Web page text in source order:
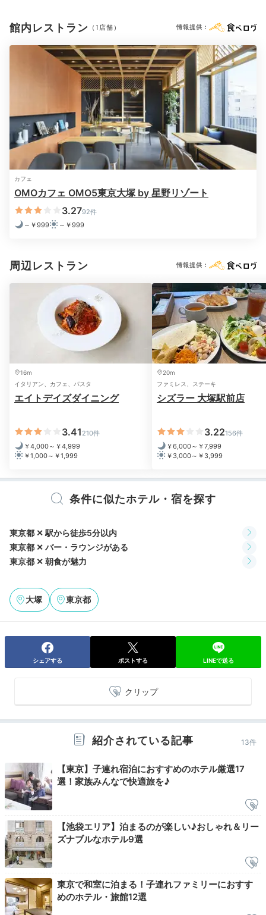
お部屋でおこもり
ゲームや映画を楽しむ
銭湯を思わせるかわいいバスルーム。洗い場もあり、浴
槽は肩までしっかり浸かれる深さ。湯上り後には、映画
ayanon1227
パジャマに着替えて友達とドラマや映画を見ました。
+2
08:00
小さなパンが可愛い
アメリカンな朝食
目にも可愛い。開放的なラウンジで優雅にいただきまし
朝は友人と一緒にお部屋でヨガやストレッチをしました。素泊まり
だったので、前日に買っておいたコンビニのおにぎりなどを食べま
した。
館内レストラン （1店舗） 情報提供：
カフェ
OMOカフェ OMO5東京大塚 by 星野リゾート
3.2792件
～￥999
～￥999
周辺レストラン 情報提供：
16m
イタリアン、カフェ、パスタ
エイトデイズダイニング
3.41 210件
￥4,000～￥4,999
￥1,000～￥1,999
20m
ファミレス、ステーキ
シズラー 大塚駅前店
3.22156件
￥6,000～￥7,999
￥3,000～￥3,999
条件に似たホテル・宿を探す
東京都 ✕ 駅から徒歩5分以内
東京都 ✕ バー・ラウンジがある
東京都 ✕ 朝食が魅力
大塚 東京都
シェアする ポストする LINEで送る
クリップ
紹介されている記事 13件
【東京】子連れ宿泊におすすめのホテル厳選17
選！家族みんなで快適旅を♪
【池袋エリア】泊まるのが楽しい♪おしゃれ＆リー
ズナブルなホテル9選
東京で和室に泊まる！子連れファミリーにおすす
めのホテル・旅館12選